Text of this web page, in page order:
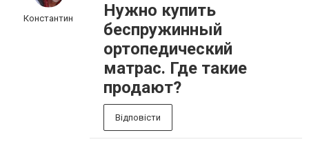
Константин
Нужно купить
беспружинный
ортопедический
матрас. Где такие
продают?
Відповісти